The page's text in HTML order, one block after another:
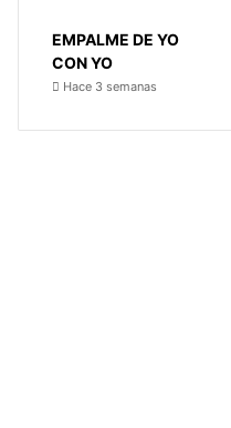
EMPALME DE YO
CON YO
Hace 3 semanas